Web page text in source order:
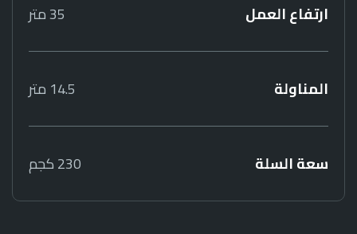
ارتفاع العمل 35 متر
المناولة 14.5 متر
سعة السلة 230 كجم